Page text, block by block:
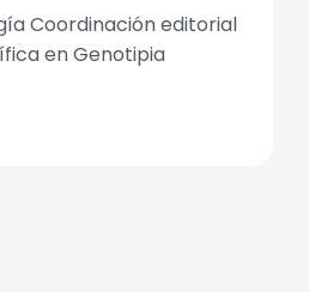
Coordinación editorial
en Genotipia